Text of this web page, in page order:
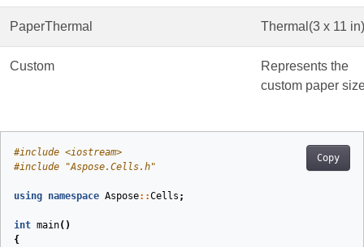
PaperThermal Thermal(3 x 11 in)
Custom
Represents the
custom paper
Copy
#include <iostream>
#include "Aspose.Cells.h"
using namespace Aspose::Cells ;
int main()
{